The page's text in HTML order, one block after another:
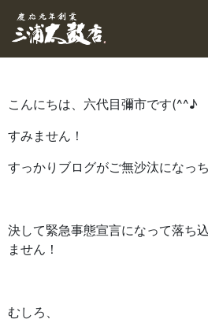
六代目ブログ
三浦和也（六代目彌市）
こんにちは、六代目彌市です(^^♪
すみません！
すっかりブログがご無沙汰になっ
決して緊急事態宣言になって落ち
ません！
むしろ、